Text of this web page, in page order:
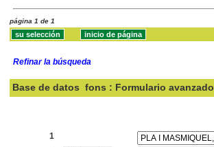
página 1 de 1
Refinar la búsqueda
Base de datos fons : Formulario avanzado
1